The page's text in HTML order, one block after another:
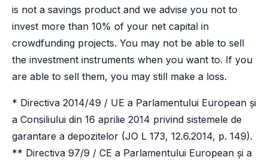
is not a savings product and we advise you not to
invest more than 10% of your net capital in
crowdfunding projects. You may not be able to sell
the investment instruments when you want to. If you
are able to sell them, you may still make a loss.
* Directiva 2014/49 / UE a Parlamentului European și
a Consiliului din 16 aprilie 2014 privind sistemele de
garantare a depozitelor (JO L 173, 12.6.2014, p. 149).
** Directiva 97/9 / CE a Parlamentului European și a